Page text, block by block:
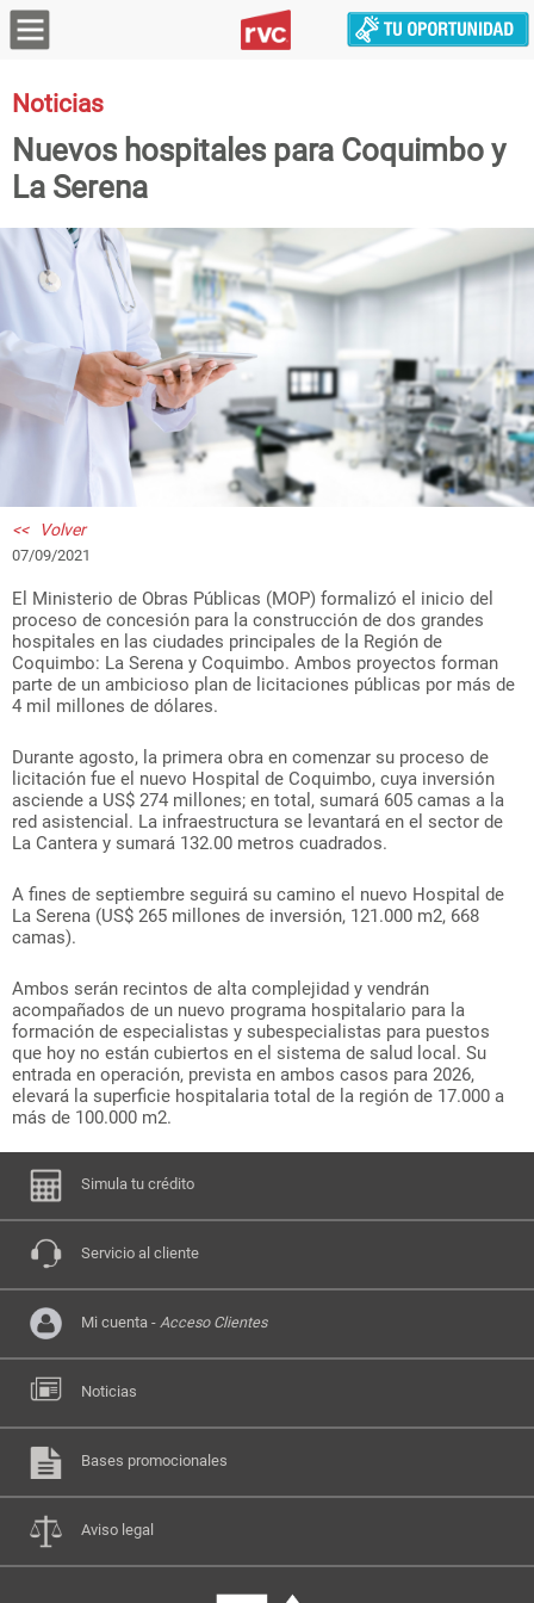
Noticias
Nuevos hospitales para Coquimbo y
La Serena
<< Volver
07/09/2021
El Ministerio de Obras Públicas (MOP) formalizó el inicio del
proceso de concesión para la construcción de dos grandes
hospitales en las ciudades principales de la Región de
Coquimbo: La Serena y Coquimbo. Ambos proyectos forman
parte de un ambicioso plan de licitaciones públicas por más de
4 mil millones de dólares.
Durante agosto, la primera obra en comenzar su proceso de
licitación fue el nuevo Hospital de Coquimbo, cuya inversión
asciende a US$ 274 millones; en total, sumará 605 camas a la
red asistencial. La infraestructura se levantará en el sector de
La Cantera y sumará 132.00 metros cuadrados.
A fines de septiembre seguirá su camino el nuevo Hospital de
La Serena (US$ 265 millones de inversión, 121.000 m2, 668
camas).
Ambos serán recintos de alta complejidad y vendrán
acompañados de un nuevo programa hospitalario para la
formación de especialistas y subespecialistas para puestos
que hoy no están cubiertos en el sistema de salud local. Su
entrada en operación, prevista en ambos casos para 2026,
elevará la superficie hospitalaria total de la región de 17.000 a
más de 100.000 m2.
Simula tu crédito
Servicio al cliente
Mi cuenta - Acceso Clientes
Noticias
Bases promocionales
Aviso legal